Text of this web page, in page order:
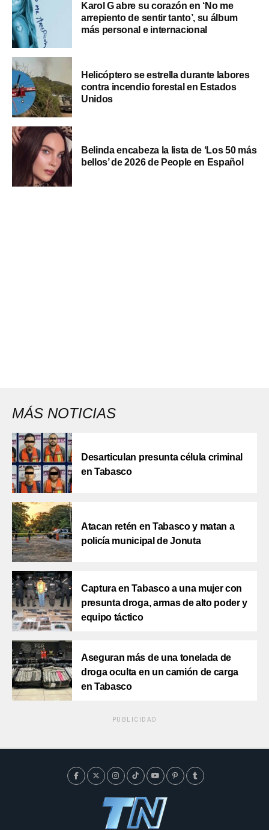
Karol G abre su corazón en ‘No me
arrepiento de sentir tanto’, su álbum
más personal e internacional
Helicóptero se estrella durante labores
contra incendio forestal en Estados
Unidos
Belinda encabeza la lista de ‘Los 50 más
bellos’ de 2026 de People en Español
MÁS NOTICIAS
Desarticulan presunta célula criminal
en Tabasco
Atacan retén en Tabasco y matan a
policía municipal de Jonuta
Captura en Tabasco a una mujer con
presunta droga, armas de alto poder y
equipo táctico
Aseguran más de una tonelada de
droga oculta en un camión de carga
en Tabasco
PUBLICIDAD